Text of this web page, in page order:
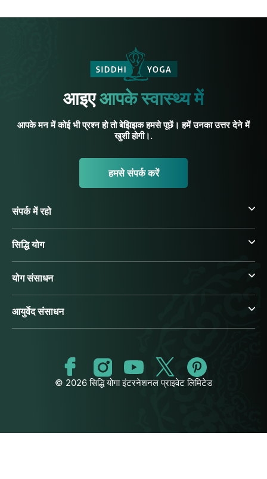
आइएआपके स्वास्थ्य में
आपके मन में कोई भी प्रश्न हो तो बेझिझक हमसे पूछें। हमें उनका उत्तर देने में
खुशी होगी।.
हमसे संपर्क करें
संपर्क में रहो
सिद्धि योग
योग संसाधन
आयुर्वेद संसाधन
© 2026 सिद्धि योगा इंटरनेशनल प्राइवेट लिमिटेड